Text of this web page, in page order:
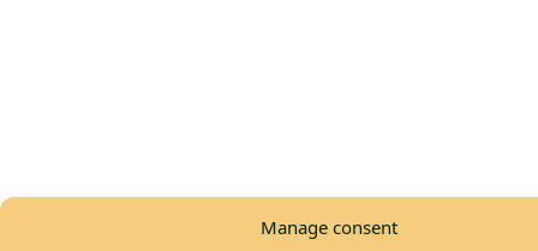
Manage consent